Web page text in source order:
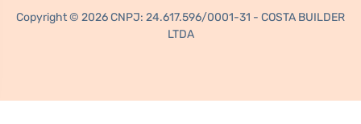
Copyright © 2026 CNPJ: 24.617.596/0001-31 - COSTA BUILDER
LTDA